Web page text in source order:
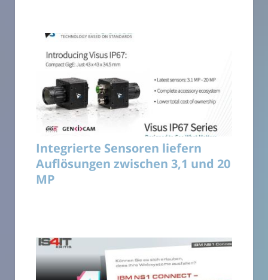
Integrierte Sensoren liefern
Auflösungen zwischen 3,1 und 20
MP